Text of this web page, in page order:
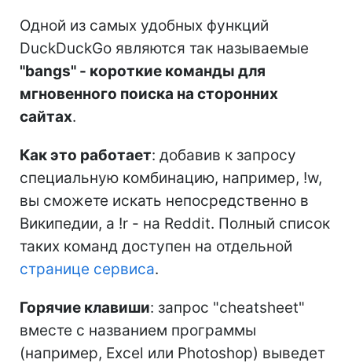
Одной из самых удобных функций
DuckDuckGo являются так называемые
"bangs" - короткие команды для
мгновенного поиска на сторонних
сайтах.
Как это работает: добавив к запросу
специальную комбинацию, например, !w,
вы сможете искать непосредственно в
Википедии, а !r - на Reddit. Полный список
таких команд доступен на отдельной
странице сервиса.
Горячие клавиши: запрос "cheatsheet"
вместе с названием программы
(например, Excel или Photoshop) выведет